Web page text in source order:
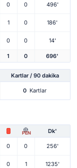
0 0 496'
1 0 186'
0 0 14'
1 0 696'
Kartlar / 90 dakika
0 Kartlar
PEN Dk'
0 0 256'
0 1 1235'